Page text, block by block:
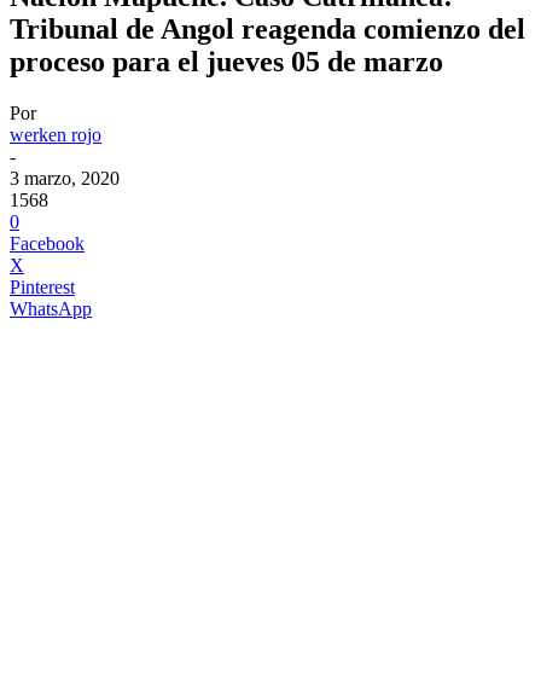
Tribunal de Angol reagenda comienzo del
proceso para el jueves 05 de marzo
Por
werken rojo
-
3 marzo, 2020
1568
0
Facebook
X
Pinterest
WhatsApp